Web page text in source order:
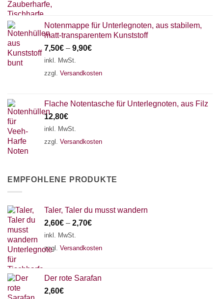
Notenmappe für Unterlegnoten, aus stabilem,
matt-transparentem Kunststoff
7,50€ – 9,90€
inkl. MwSt.
zzgl. Versandkosten
Flache Notentasche für Unterlegnoten, aus Filz
12,80€
inkl. MwSt.
zzgl. Versandkosten
EMPFOHLENE PRODUKTE
Taler, Taler du musst wandern
2,60€ – 2,70€
inkl. MwSt.
zzgl. Versandkosten
Der rote Sarafan
2,60€